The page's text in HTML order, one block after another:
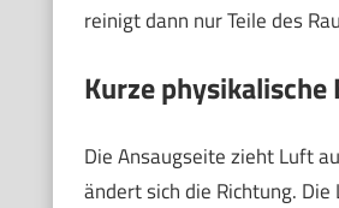
reinigt dann nur Teile des
Kurze
Die Ansaugseite zieht Luft
ändert sich die Richtung.